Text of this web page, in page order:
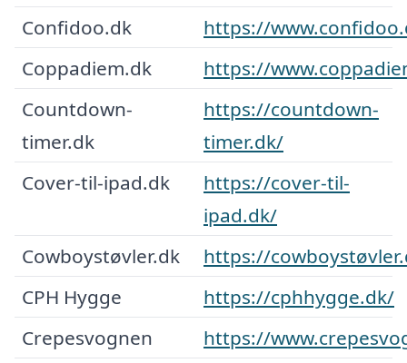
Confidoo.dk
https://
Coppadiem.dk
https://
Countdown-
timer.dk
https://countdown-
timer.dk/
Cover-til-ipad.dk
https://cover-til-
ipad.dk/
Cowboystøvler.dk
https://
CPH Hygge
https://cphhygge.dk/
Crepesvognen
https://